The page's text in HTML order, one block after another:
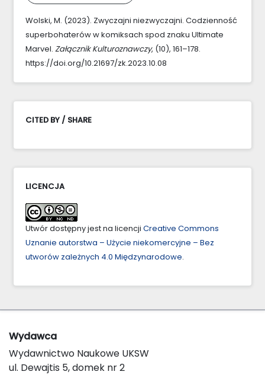
Wolski, M. (2023). Zwyczajni niezwyczajni. Codzienność
superbohaterów w komiksach spod znaku Ultimate
Marvel. Załącznik Kulturoznawczy, (10), 161–178.
https://doi.org/10.21697/zk.2023.10.08
CITED BY / SHARE
LICENCJA
Utwór dostępny jest na licencji Creative Commons
Uznanie autorstwa – Użycie niekomercyjne – Bez
utworów zależnych 4.0 Międzynarodowe.
Wydawca
Wydawnictwo Naukowe UKSW
ul. Dewajtis 5, domek nr 2